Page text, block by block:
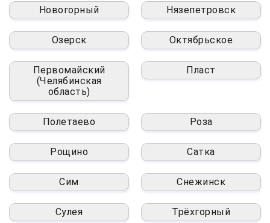
Новогорный Нязепетровск
Озерск Октябрьское
Первомайский
(Челябинская
область)
Пласт
Полетаево Роза
Рощино Сатка
Сим Снежинск
Сулея Трёхгорный